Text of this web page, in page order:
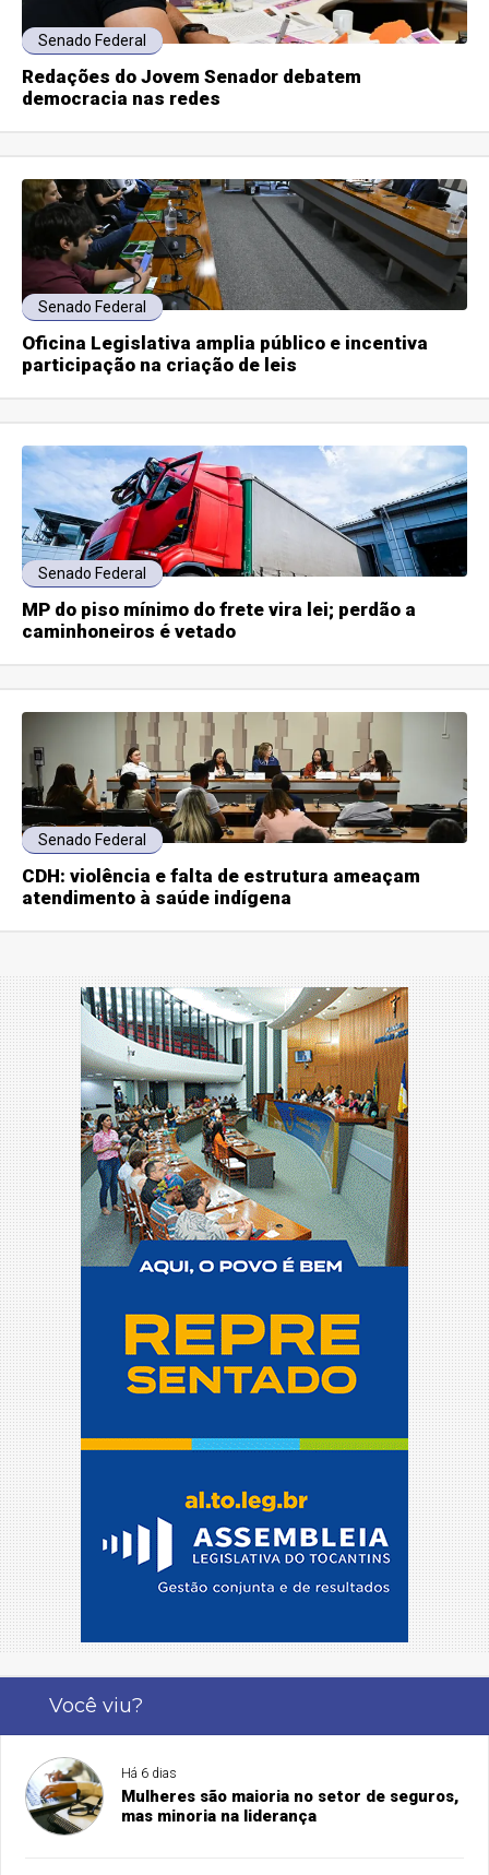
Senado Federal
Redações do Jovem Senador debatem
democracia nas redes
Senado Federal
Oficina Legislativa amplia público e incentiva
participação na criação de leis
Senado Federal
MP do piso mínimo do frete vira lei; perdão a
caminhoneiros é vetado
Senado Federal
CDH: violência e falta de estrutura ameaçam
atendimento à saúde indígena
Você viu?
Há 6 dias
Mulheres são maioria no setor de seguros,
mas minoria na liderança